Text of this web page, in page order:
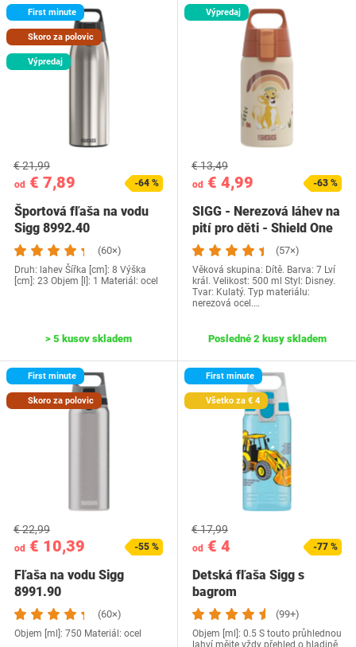
First minute
Skoro za polovic
Výpredaj
od € 7,89
€ 21,99
-64 %
Športová fľaša na vodu
Sigg ‎8992.40
(60×)
Druh: lahev Šířka [cm]: 8 Výška
[cm]: 23 Objem [l]: 1 Materiál: ocel
> 5 kusov skladem
Výpredaj
od € 4,99
€ 13,49
-63 %
SIGG - Nerezová láhev na
pití pro děti - Shield One
Disney…
(57×)
Věková skupina: Dítě. Barva: 7 Lví
král. Velikost: 500 ml Styl: Disney.
Tvar: Kulatý. Typ materiálu:
nerezová ocel.…
Posledné 2 kusy skladem
First minute
Skoro za polovic
od € 10,39
€ 22,99
-55 %
Fľaša na vodu Sigg
‎8991.90
(60×)
Objem [ml]: 750 Materiál: ocel
First minute
Všetko za € 4
od € 4
€ 17,99
-77 %
Detská fľaša Sigg s
bagrom
(99+)
Objem [ml]: 0.5 S touto průhlednou